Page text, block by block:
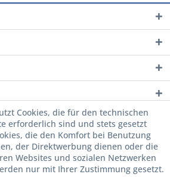
Cookies, die für den technischen
erforderlich sind und stets gesetzt
die den Komfort bei Benutzung
der Direktwerbung dienen oder die
Websites und sozialen Netzwerken
nur mit Ihrer Zustimmung gesetzt.